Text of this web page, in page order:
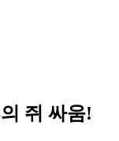
쥐 싸움!